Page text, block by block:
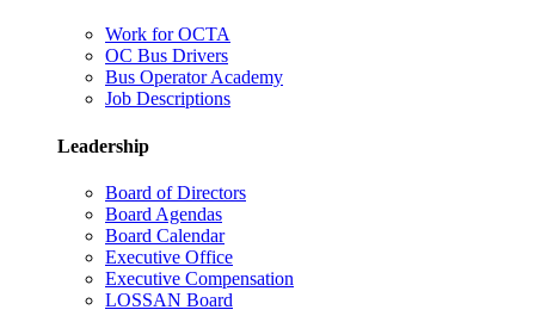
Work for OCTA
OC Bus Drivers
Bus Operator Academy
Job Descriptions
Leadership
Board of Directors
Board Agendas
Board Calendar
Executive Office
Executive Compensation
LOSSAN Board